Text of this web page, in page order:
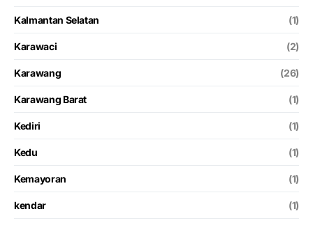
Kalmantan Selatan (1)
Karawaci (2)
Karawang (26)
Karawang Barat (1)
Kediri (1)
Kedu (1)
Kemayoran (1)
kendar (1)